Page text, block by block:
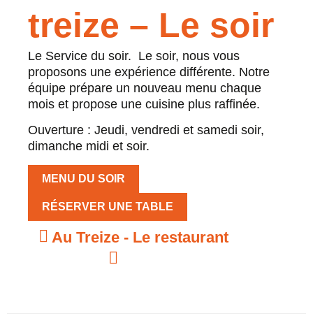
treize – Le soir
Le Service du soir. Le soir, nous vous
proposons une expérience différente. Notre
équipe prépare un nouveau menu chaque
mois et propose une cuisine plus raffinée.
Ouverture : Jeudi, vendredi et samedi soir,
dimanche midi et soir.
MENU DU SOIR
RÉSERVER UNE TABLE
Au Treize - Le restaurant